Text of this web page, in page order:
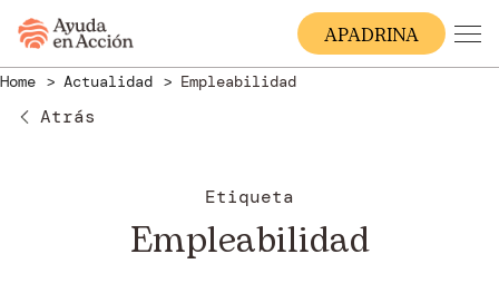
APADRINA
Home Actualidad Empleabilidad
Atrás
Etiqueta
Empleabilidad